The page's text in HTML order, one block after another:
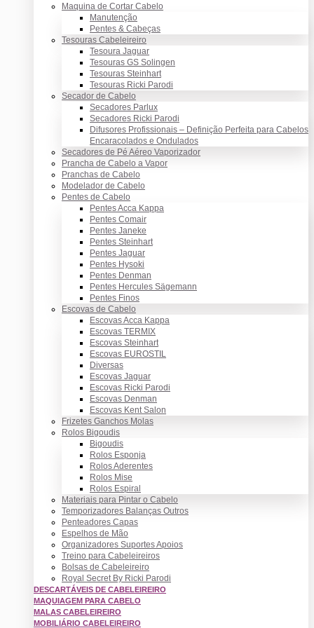
Maquina de Cortar Cabelo
Manutenção
Pentes & Cabeças
Tesouras Cabeleireiro
Tesoura Jaguar
Tesouras GS Solingen
Tesouras Steinhart
Tesouras Ricki Parodi
Secador de Cabelo
Secadores Parlux
Secadores Ricki Parodi
Difusores Profissionais – Definição Perfeita para Cabelos
Encaracolados e Ondulados
Secadores de Pé Aéreo Vaporizador
Prancha de Cabelo a Vapor
Pranchas de Cabelo
Modelador de Cabelo
Pentes de Cabelo
Pentes Acca Kappa
Pentes Comair
Pentes Janeke
Pentes Steinhart
Pentes Jaguar
Pentes Hysoki
Pentes Denman
Pentes Hercules Sägemann
Pentes Finos
Escovas de Cabelo
Escovas Acca Kappa
Escovas TERMIX
Escovas Steinhart
Escovas EUROSTIL
Diversas
Escovas Jaguar
Escovas Ricki Parodi
Escovas Denman
Escovas Kent Salon
Frizetes Ganchos Molas
Rolos Bigoudis
Bigoudis
Rolos Esponja
Rolos Aderentes
Rolos Mise
Rolos Espiral
Materiais para Pintar o Cabelo
Temporizadores Balanças Outros
Penteadores Capas
Espelhos de Mão
Organizadores Suportes Apoios
Treino para Cabeleireiros
Bolsas de Cabeleireiro
Royal Secret By Ricki Parodi
DESCARTÁVEIS DE CABELEIREIRO
MAQUIAGEM PARA CABELO
MALAS CABELEIREIRO
MOBILIÁRIO CABELEIREIRO